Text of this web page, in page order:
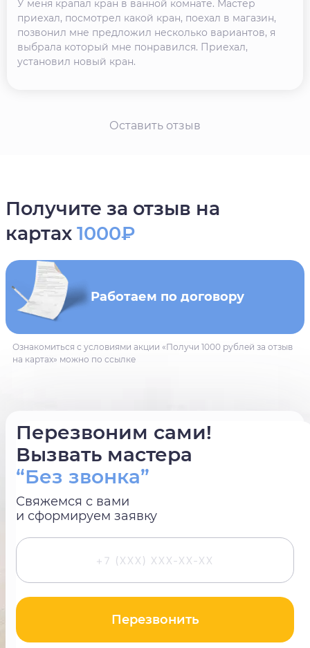
У меня крапал кран в ванной комнате. Мастер
приехал, посмотрел какой кран, поехал в магазин,
позвонил мне предложил несколько вариантов, я
выбрала который мне понравился. Приехал,
установил новый кран.
Оставить отзыв
Перезвоним сами!
Вызвать мастера
“Без звонка”
Свяжемся с вами
и сформируем заявку
Перезвонить
Получите за отзыв на
картах 1000₽
Работаем по договору
Ознакомиться с условиями акции «Получи 1000 рублей за отзыв
на картах» можно по ссылке